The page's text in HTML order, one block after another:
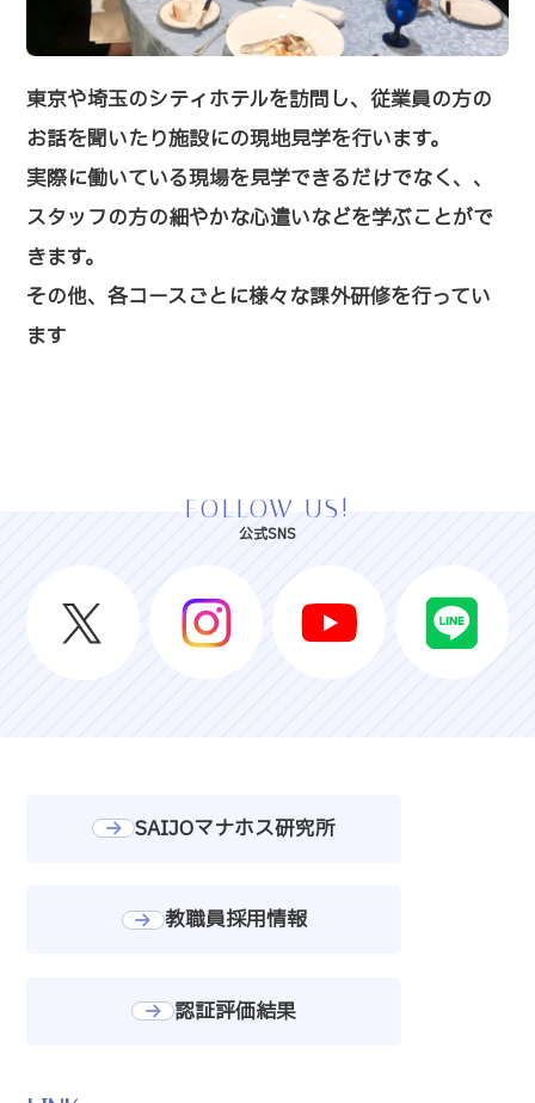
東京や埼玉のシティホテルを訪問し、従業員の方の
お話を聞いたり施設にの現地見学を行います。
実際に働いている現場を見学できるだけでなく、、
スタッフの方の細やかな心遣いなどを学ぶことがで
きます。
その他、各コースごとに様々な課外研修を行ってい
ます
FOLLOW US!
公式SNS
SAIJOマナホス研究所
教職員採用情報
認証評価結果